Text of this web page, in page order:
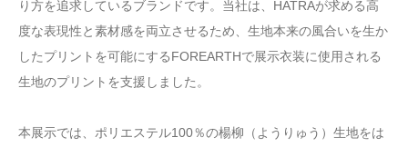
り方を追求しているブランドです。当社は、HATRAが求める高
度な表現性と素材感を両立させるため、生地本来の風合いを生か
したプリントを可能にするFOREARTHで展示衣装に使用される
生地のプリントを支援しました。
本展示では、ポリエステル100％の楊柳（ようりゅう）生地をは